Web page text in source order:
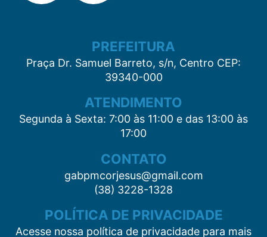
PREFEITURA
Praça Dr. Samuel Barreto, s/n, Centro CEP:
39340-000
ATENDIMENTO
Segunda à Sexta: 7:00 às 11:00 e das 13:00 às
17:00
CONTATO
gabpmcorjesus@gmail.com
(38) 3228-1328
POLÍTICA DE PRIVACIDADE
Acesse nossa política de privacidade para mais